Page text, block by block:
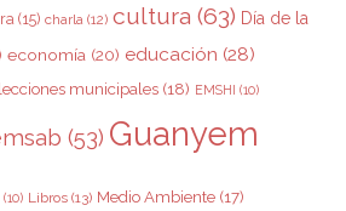
(15) charla (12) cultura (63) Día de la
economía (20) educación (28)
municipales (18) EMSHI (10)
(53) Guanyem
(10) Libros (13) Medio Ambiente (17)